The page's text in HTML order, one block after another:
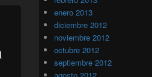
enero 2013
diciembre 2012
noviembre 2012
octubre 2012
septiembre 2012